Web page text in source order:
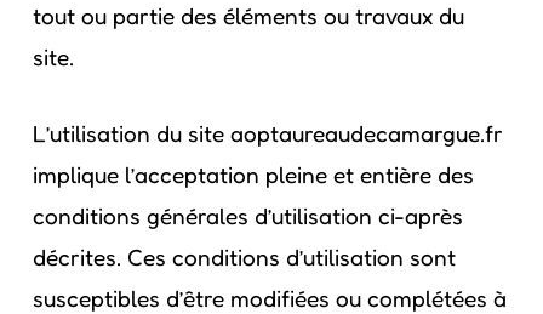
tout ou partie des éléments ou travaux du
site.
L’utilisation du site aoptaureaudecamargue.fr
implique l’acceptation pleine et entière des
conditions générales d’utilisation ci-après
décrites. Ces conditions d’utilisation sont
susceptibles d’être modifiées ou complétées à